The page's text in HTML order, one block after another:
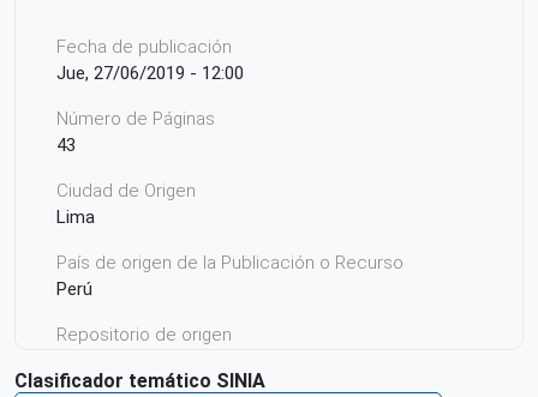
Fecha de publicación
Jue, 27/06/2019 - 12:00
Número de Páginas
43
Ciudad de Origen
Lima
País de origen de la Publicación o Recurso
Perú
Repositorio de origen
Clasificador temático SINIA